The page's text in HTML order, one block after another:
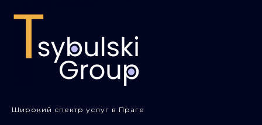
Широкий спектр услуг в Праге